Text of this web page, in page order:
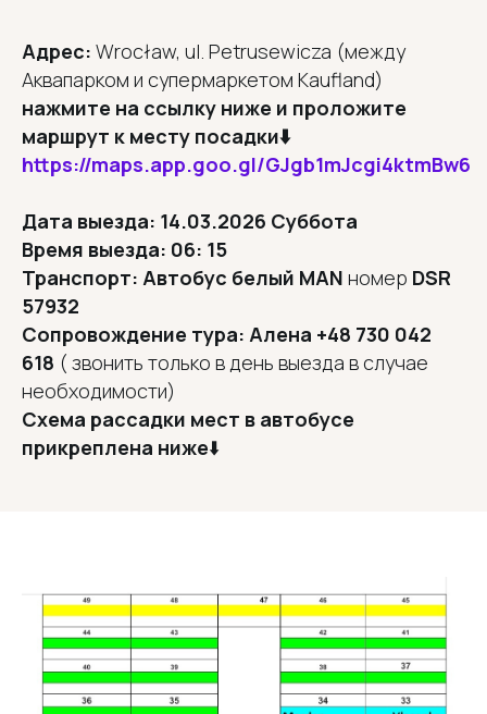
Адрес: Wrocław, ul. Petrusewicza (между
Аквапарком и супермаркетом Kaufland)
нажмите на ссылку ниже и проложите
маршрут к месту посадки⬇️
https://maps.app.goo.gl/GJgb1mJcgi4ktmBw6
Дата выезда: 14.03.2026 Суббота
Время выезда: 06: 15
Транспорт: Автобус белый MAN номер DSR
57932
Сопровождение тура: Алена +48 730 042
618 ( звонить только в день выезда в случае
необходимости)
Схема рассадки мест в автобусе
прикреплена ниже⬇️